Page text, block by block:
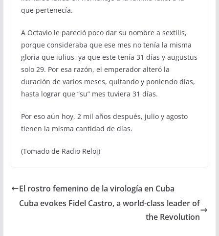
que pertenecía.
A Octavio le pareció poco dar su nombre a sextilis,
porque consideraba que ese mes no tenía la misma
gloria que iulius, ya que este tenía 31 días y augustus
solo 29. Por esa razón, el emperador alteró la
duración de varios meses, quitando y poniendo días,
hasta lograr que “su” mes tuviera 31 días.
Por eso aún hoy, 2 mil años después, julio y agosto
tienen la misma cantidad de días.
(Tomado de Radio Reloj)
El rostro femenino de la virología en Cuba
Cuba evokes Fidel Castro, a world-class leader of
the Revolution